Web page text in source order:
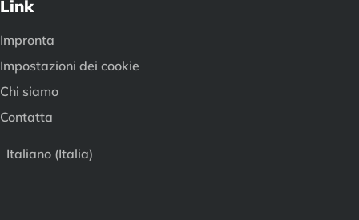
Link
Impronta
Impostazioni dei cookie
Chi siamo
Contatta
Italiano (Italia)